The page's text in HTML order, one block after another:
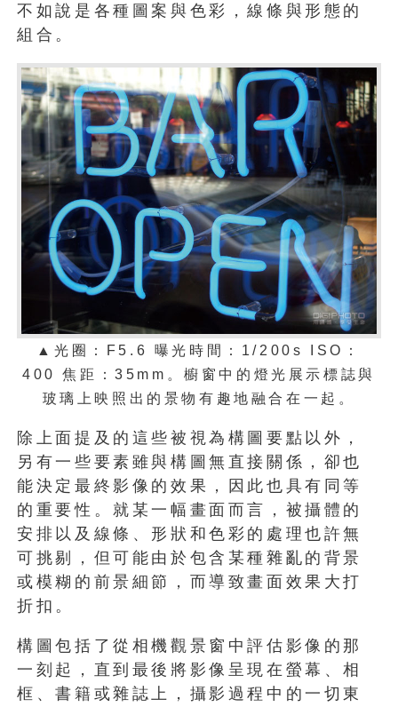
不如說是各種圖案與色彩，線條與形態的
組合。
▲光圈： F5.6 曝光時間： 1/200s ISO：
400焦距：35mm。櫥窗中的燈光展示標誌與
玻璃上映照出的景物有趣地融合在一起。
除上面提及的這些被視為構圖要點以外，
另有一些要素雖與構圖無直接關係，卻也
能決定最終影像的效果，因此也具有同等
的重要性。就某一幅畫面而言，被攝體的
安排以及線條、形狀和色彩的處理也許無
可挑剔，但可能由於包含某種雜亂的背景
或模糊的前景細節，而導致畫面效果大打
折扣。
構圖包括了從相機觀景窗中評估影像的那
一刻起，直到最後將影像呈現在螢幕、相
框、書籍或雜誌上，攝影過程中的一切東